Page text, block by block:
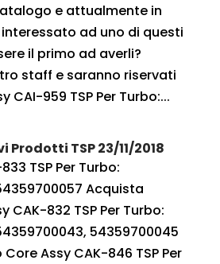
e attualmente in
ad uno di questi
il primo ad averli?
staff e saranno riservati
CAI-959 TSP Per Turbo:...
TSP 23/11/2018
TSP Per Turbo:
Acquista
CAK-832 TSP Per Turbo:
54359700045
Assy CAK-846 TSP Per